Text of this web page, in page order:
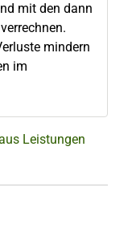
mit den dann
mindern
im
Leistungen